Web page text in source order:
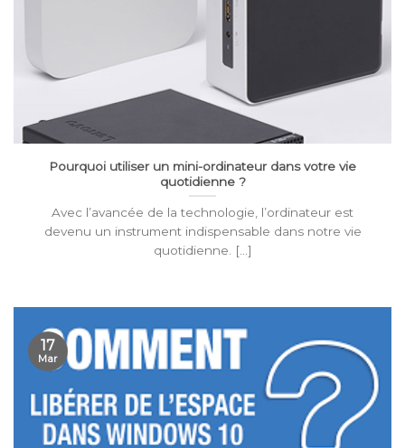
Pourquoi utiliser un mini-ordinateur dans votre vie
quotidienne ?
Avec l’avancée de la technologie, l’ordinateur est
devenu un instrument indispensable dans notre vie
quotidienne. [...]
17
Mar